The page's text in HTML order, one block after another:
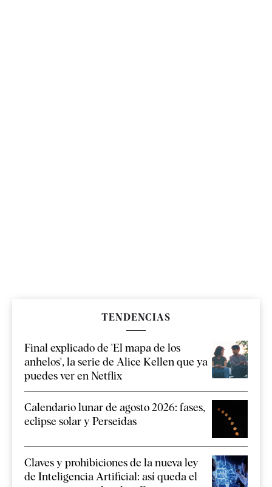
TENDENCIAS
Final explicado de 'El mapa de los
anhelos', la serie de Alice Kellen que ya
puedes ver en Netflix
Calendario lunar de agosto 2026: fases,
eclipse solar y Perseidas
Claves y prohibiciones de la nueva ley
de Inteligencia Artificial: así queda el